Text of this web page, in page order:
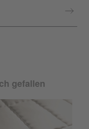
gefallen